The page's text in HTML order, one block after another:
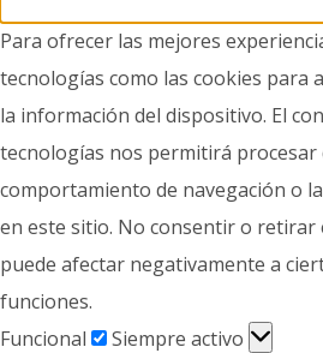
Para ofrecer las mejores
tecnologías como las cookies para
la información del dispositivo. El
tecnologías nos permitirá procesar
comportamiento de navegación o
en este sitio. No consentir o retirar
puede afectar negativamente a
funciones.
Funcional
Funcional
Siempre activo